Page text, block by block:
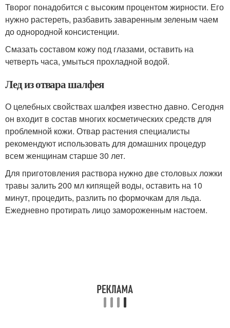
Творог понадобится с высоким процентом жирности. Его
нужно растереть, разбавить заваренным зеленым чаем
до однородной консистенции.
Смазать составом кожу под глазами, оставить на
четверть часа, умыться прохладной водой.
Лед из отвара шалфея
О целебных свойствах шалфея известно давно. Сегодня
он входит в состав многих косметических средств для
проблемной кожи. Отвар растения специалисты
рекомендуют использовать для домашних процедур
всем женщинам старше 30 лет.
Для приготовления раствора нужно две столовых ложки
травы залить 200 мл кипящей воды, оставить на 10
минут, процедить, разлить по формочкам для льда.
Ежедневно протирать лицо замороженным настоем.